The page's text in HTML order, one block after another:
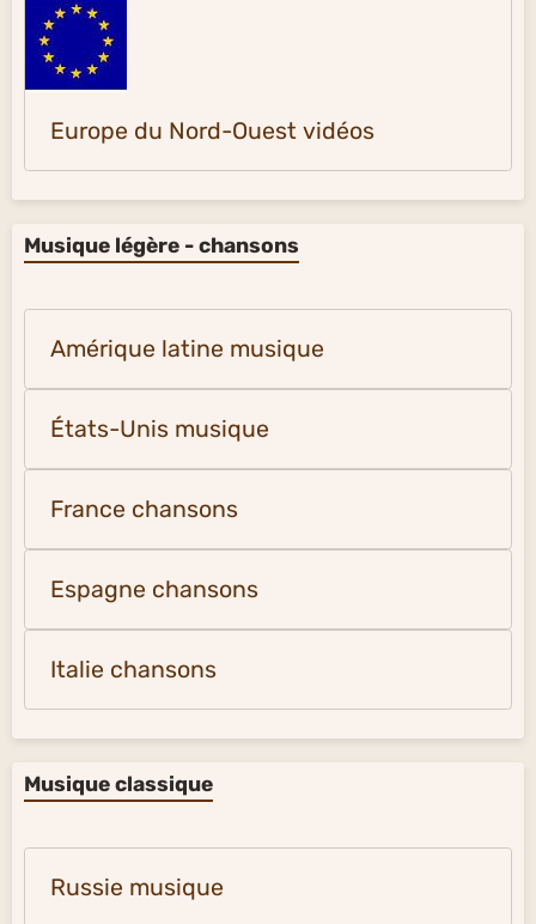
Europe du Nord-Ouest vidéos
Musique légère - chansons
Amérique latine musique
États-Unis musique
France chansons
Espagne chansons
Italie chansons
Musique classique
Russie musique